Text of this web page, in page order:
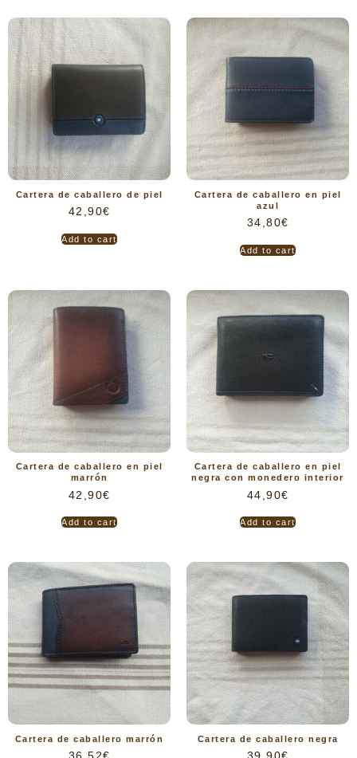
Cartera de caballero de piel
42,90€
Add to cart
Cartera de caballero en piel
azul
34,80€
Add to cart
Cartera de caballero en piel
marrón
42,90€
Add to cart
Cartera de caballero en piel
negra con monedero interior
44,90€
Add to cart
Cartera de caballero marrón Cartera de caballero negra